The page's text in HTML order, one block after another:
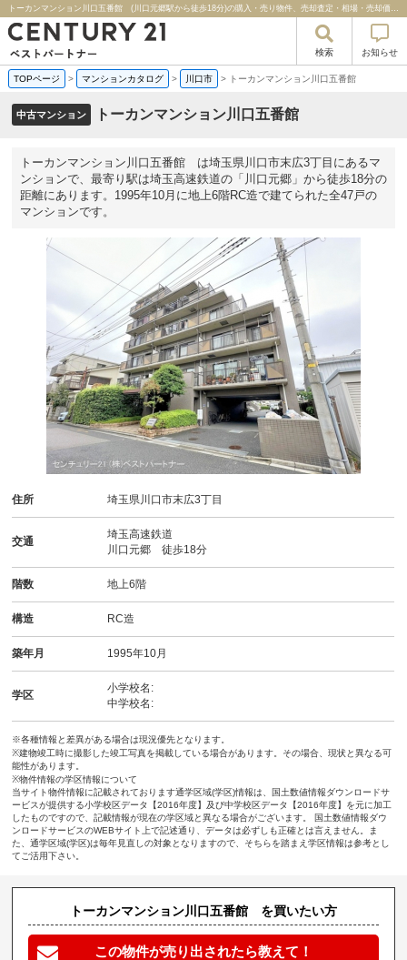
トーカンマンション川口五番館 (川口元郷駅から徒歩18分)の購入・売り物件、売却査定・相場・売却価格マンション情報｜センチュリー２１ベストパートナー
検索 お知らせ
TOPページ > マンションカタログ > 川口市 > トーカンマンション川口五番館
中古マンション トーカンマンション川口五番館
トーカンマンション川口五番館 は埼玉県川口市末広3丁目にあるマ
ンションで、最寄り駅は埼玉高速鉄道の「川口元郷」から徒歩18分の
距離にあります。1995年10月に地上6階RC造で建てられた全47戸の
マンションです。
住所 埼玉県川口市末広3丁目
交通
埼玉高速鉄道
川口元郷 徒歩18分
階数 地上6階
構造 RC造
築年月 1995年10月
学区
小学校名:
中学校名:
※各種情報と差異がある場合は現況優先となります。
※建物竣工時に撮影した竣工写真を掲載している場合があります。その場合、現状と異なる可
能性があります。
※物件情報の学区情報について
当サイト物件情報に記載されております通学区域(学区)情報は、国土数値情報ダウンロードサ
ービスが提供する小学校区データ【2016年度】及び中学校区データ【2016年度】を元に加工
したものですので、記載情報が現在の学区域と異なる場合がございます。 国土数値情報ダウ
ンロードサービスのWEBサイト上で記述通り、データは必ずしも正確とは言えません。ま
た、通学区域(学区)は毎年見直しの対象となりますので、そちらを踏まえ学区情報は参考とし
てご活用下さい。
トーカンマンション川口五番館 を買いたい方
この物件が売り出されたら教えて！